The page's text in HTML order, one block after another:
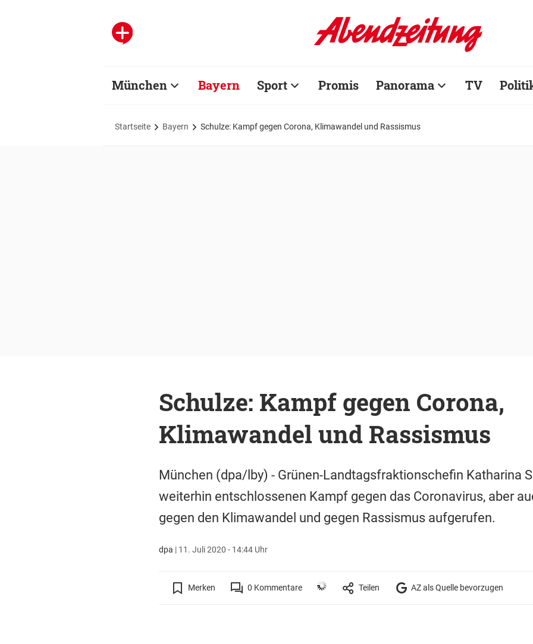
München Bayern Sport Promis Panorama TV
Startseite Bayern Schulze: Kampf gegen Corona, Klimawandel und Rassismus
Schulze: Kampf gegen Corona,
Klimawandel und Rassismus
München (dpa/lby) - Grünen-Landtagsfraktionschefin Katharina
weiterhin entschlossenen Kampf gegen das Coronavirus, aber
gegen den Klimawandel und gegen Rassismus aufgerufen.
dpa | 11. Juli 2020 - 14:44 Uhr
Merken 0 Kommentare Teilen AZ als Quelle bevorzugen